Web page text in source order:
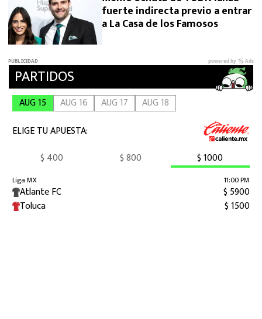
fuerte indirecta previo a entrar
a La Casa de los Famosos